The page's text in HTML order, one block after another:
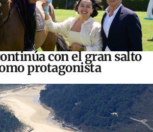
con el gran salto
protagonista